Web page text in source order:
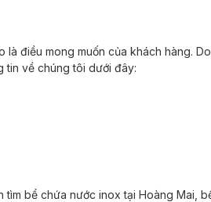
điều mong muốn của khách hàng.
tin về chúng tôi dưới đây:
tìm bể chứa nước inox tại Hoàng Mai,